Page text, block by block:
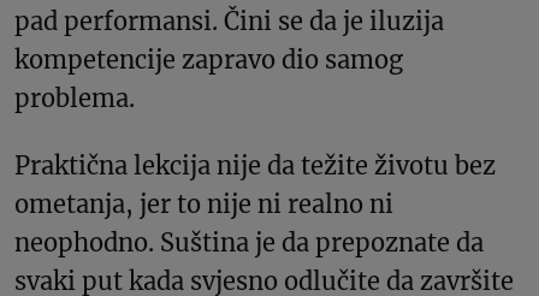
pad performansi. Čini se da je iluzija
kompetencije zapravo dio samog
problema.
Praktična lekcija nije da težite životu bez
ometanja, jer to nije ni realno ni
neophodno. Suština je da prepoznate da
svaki put kada svjesno odlučite da završite